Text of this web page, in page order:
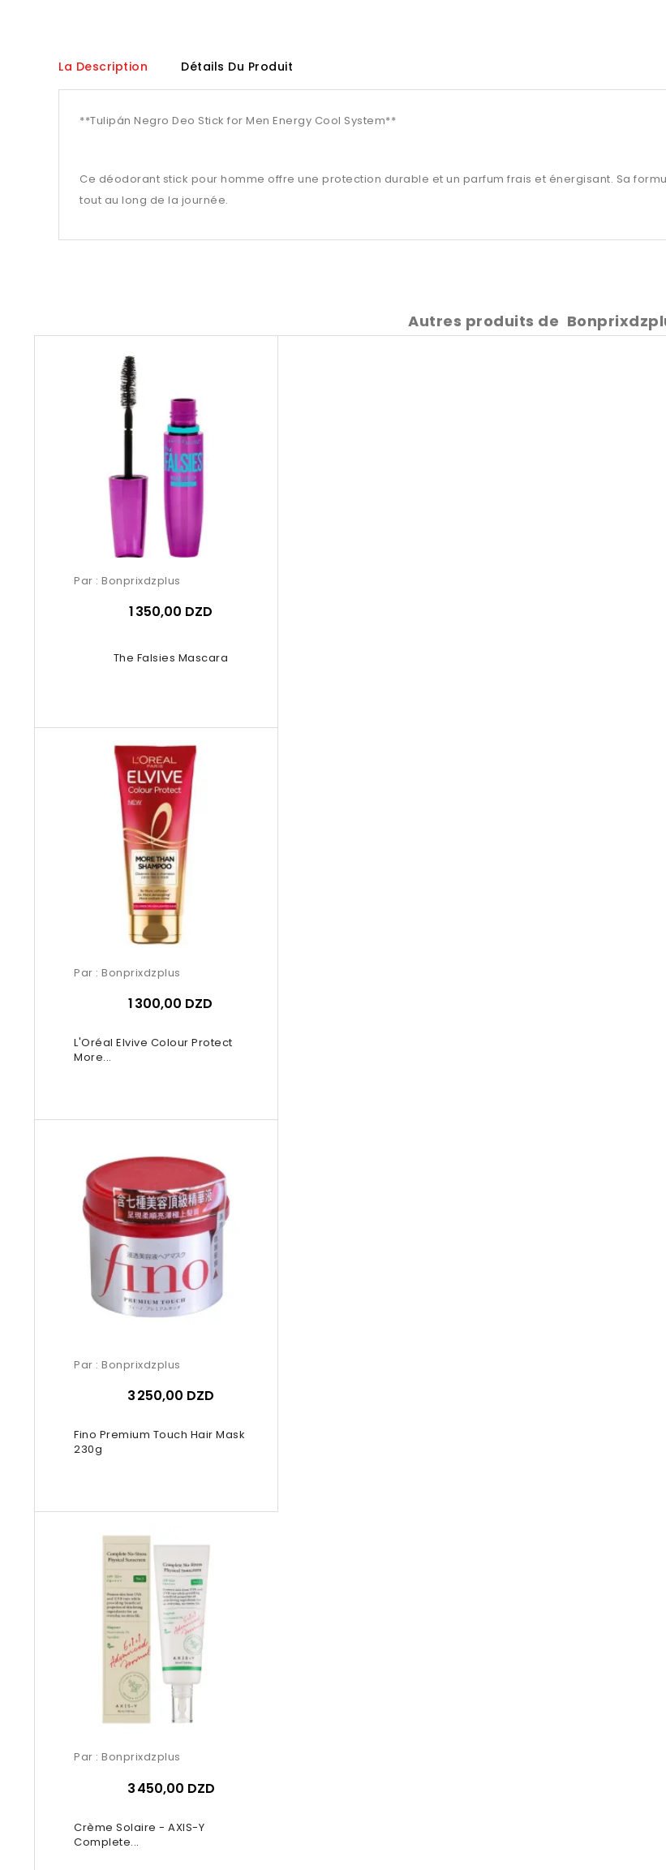
La Description Détails Du Produit
**Tulipán Negro Deo Stick for Men Energy Cool System**
Ce déodorant stick pour homme offre une protection durable et un parfum frais et énergisant. Sa
tout au long de la journée.
Autres produits de
The Falsies Mascara
Par : Bonprixdzplus
1 350,00 DZD
L'Oréal Elvive Colour Protect
More...
Par : Bonprixdzplus
1 300,00 DZD
Fino Premium Touch Hair Mask
230g
Par : Bonprixdzplus
3 250,00 DZD
Crème Solaire - AXIS-Y
Complete...
Par : Bonprixdzplus
3 450,00 DZD